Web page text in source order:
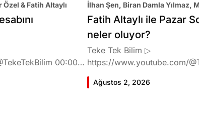
Özel & Fatih Altaylı
00:00
Butlan kararı kimin
günlerin sinyalini
İlhan Şen, Biran Damla Yılmaz,
Fatih Altaylı ile Pazar
neler oluyor?
Teke Tek Bilim ▷
https://www.youtube.com/
Giriş 02:46 Biran Damla
geldiğinde neler hissetti?
Ağustos 2, 2026